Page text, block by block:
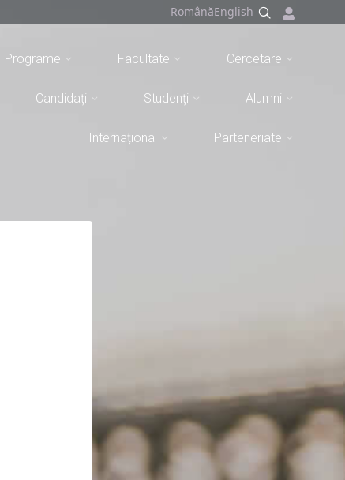
RomânăEnglish
Programe Facultate Cercetare
Candidați Studenți Alumni
Internațional Parteneriate